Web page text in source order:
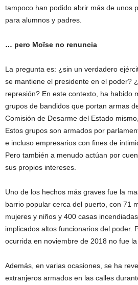
tampoco han podido abrir más de unos
para alumnos y padres.
… pero Moïse no renuncia
La pregunta es: ¿sin un verdadero
se mantiene el presidente en el poder?
represión? En este contexto, ha habido
grupos de bandidos que portan armas
Comisión de Desarme del Estado
Estos grupos son armados por
e incluso empresarios con fines de
Pero también a menudo actúan por
sus propios intereses.
Uno de los hechos más graves fue la
barrio popular cerca del puerto, con 71
mujeres y niños y 400 casas
implicados altos funcionarios del poder.
ocurrida en noviembre de 2018 no fue la
Además, en varias ocasiones, se ha
extranjeros armados en las calles